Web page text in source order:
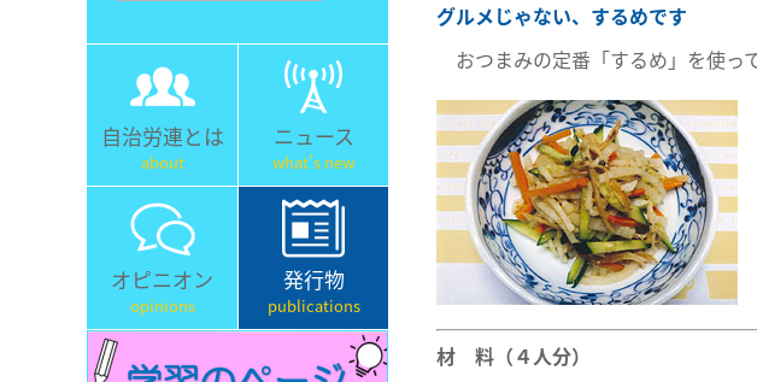
自治労連とは
about
ニュース
what's new
オピニオン
opinions
発行物
publications
グルメじゃない、するめです
おつまみの定番「するめ」を使っ
材 料（４人分）